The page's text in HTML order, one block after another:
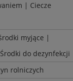
| Ciecze
myjące |
do dezynfekcji
rolniczych